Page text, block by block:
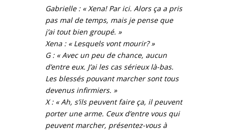
Gabrielle : « Xena! Par ici. Alors ça a pris
pas mal de temps, mais je pense que
j’ai tout bien groupé. »
Xena : « Lesquels vont mourir? »
G : « Avec un peu de chance, aucun
d’entre eux. J’ai les cas sérieux là-bas.
Les blessés pouvant marcher sont tous
devenus infirmiers. »
X : « Ah, s’ils peuvent faire ça, il peuvent
porter une arme. Ceux d’entre vous qui
peuvent marcher, présentez-vous à